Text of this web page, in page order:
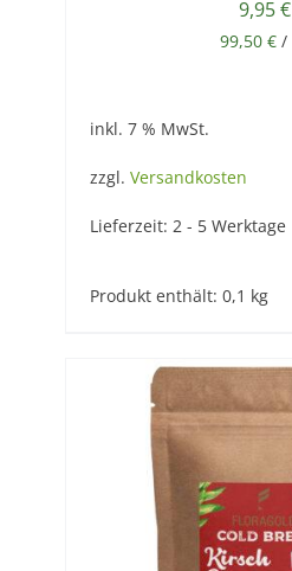
9,95€
99,50 € /
inkl. 7 % MwSt.
zzgl. Versandkosten
Lieferzeit: 2 - 5 Werktage
Produkt enthält: 0,1 kg